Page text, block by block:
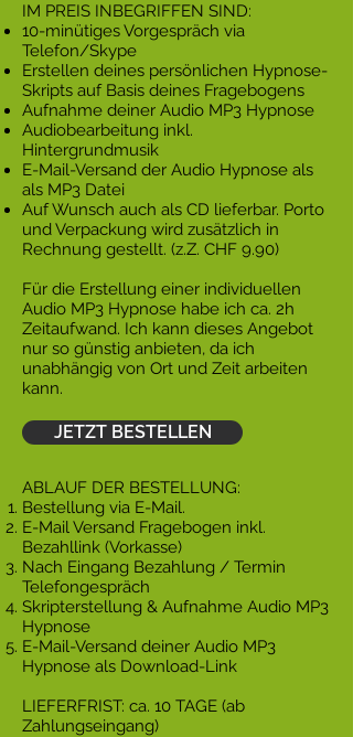
IM PREIS INBEGRIFFEN SIND:
10-minütiges Vorgespräch via
Telefon/Skype
Erstellen deines persönlichen Hypnose-
Skripts auf Basis deines Fragebogens
Aufnahme deiner Audio MP3 Hypnose
Audiobearbeitung inkl.
Hintergrundmusik
E-Mail-Versand der Audio Hypnose als
als MP3 Datei
Auf Wunsch auch als CD lieferbar. Porto
und Verpackung wird zusätzlich in
Rechnung gestellt. (z.Z. CHF 9.90)
Für die Erstellung einer individuellen
Audio MP3 Hypnose habe ich ca. 2h
Zeitaufwand. Ich kann dieses Angebot
nur so günstig anbieten, da ich
unabhängig von Ort und Zeit arbeiten
kann.
JETZT BESTELLEN
ABLAUF DER BESTELLUNG:
Bestellung via E-Mail.
E-Mail Versand Fragebogen inkl.
Bezahllink (Vorkasse)
Nach Eingang Bezahlung / Termin
Telefongespräch
Skripterstellung & Aufnahme Audio MP3
Hypnose
E-Mail-Versand deiner Audio MP3
Hypnose als Download-Link
LIEFERFRIST: ca. 10 TAGE​ (ab
Zahlungseingang)